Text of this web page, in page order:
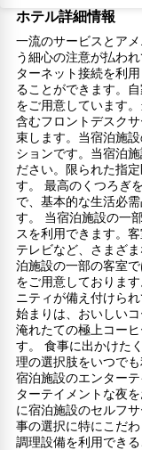
ホテル詳細情報
一流のサービスとア
う細心の注意が払わ
ターネット接続を利
ることができます。
をご用意しています
含むフロントデスク
束します。当宿泊施
ションです。当宿泊
ださい。限られた指
す。 最高のくつろぎ
で、基本的な生活必
す。 当宿泊施設の一
スを利用できます。
テレビなど、さまざ
泊施設の一部の客室
をご用意しておりま
ニティが備え付けら
始まりは、おいしい
淹れたての極上コー
す。 食事に出かけた
理の選択肢をいつで
宿泊施設のエンター
ターテイメントな夜
に宿泊施設のセルフ
事の選択に特にこだ
調理設備を利用でき